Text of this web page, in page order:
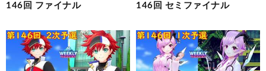
146回 ファイナル
146回 セミファイナル